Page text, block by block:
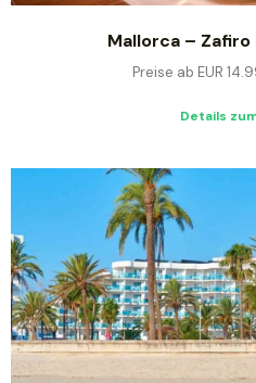
Mallorca – Zafiro
Preise ab EUR
Details